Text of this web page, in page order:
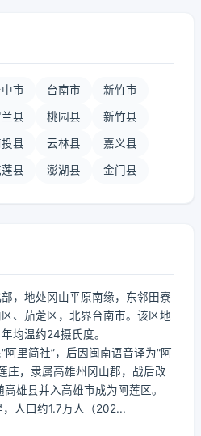
市 台南市 新竹市
县 桃园县 新竹县
县 云林县 嘉义县
县 澎湖县 金门县
，地处冈山平原南缘，东邻田寮
、茄萣区，北界台南市。该区地
均温约24摄氏度。
阿里简社”，后因闽南语音译为“阿
庄，隶属高雄州冈山郡，战后改
雄县并入高雄市成为阿莲区。
人口约1.7万人（202...